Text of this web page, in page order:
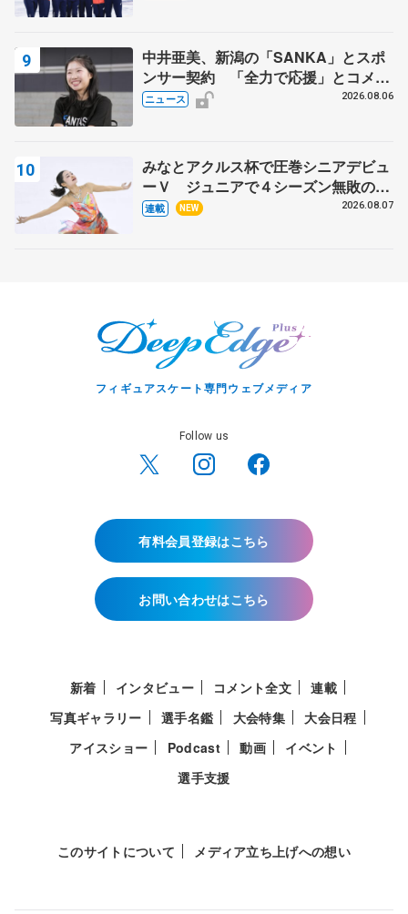
中井亜美、新潟の「SANKA」とスポ
ンサー契約 「全力で応援」とコメン
ト
ニュース 2026.08.06
みなとアクルス杯で圧巻シニアデビュ
ーＶ ジュニアで４シーズン無敗の島
田麻央
連載 NEW 2026.08.07
フィギュアスケート専門ウェブメディア
Follow us
有料会員登録はこちら
お問い合わせはこちら
新着 インタビュー コメント全文
連載
写真ギャラリー
選手名鑑 大会特集
大会日程
アイスショー
Podcast 動画
イベント
選手支援
このサイトについて メディア立ち上げへの想い